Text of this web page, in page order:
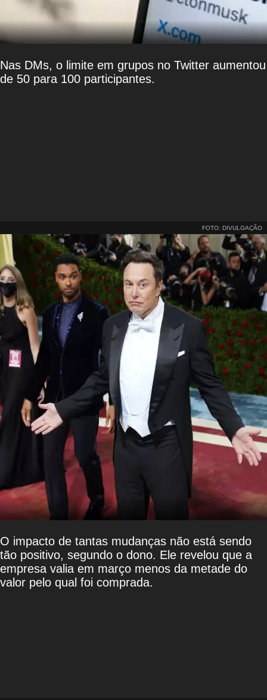
Nas DMs, o limite em grupos no Twitter aumentou
de 50 para 100 participantes.
FOTO: DIVULGAÇÃO
O impacto de tantas mudanças não está sendo
tão positivo, segundo o dono. Ele revelou que a
empresa valia em março menos da metade do
valor pelo qual foi comprada.